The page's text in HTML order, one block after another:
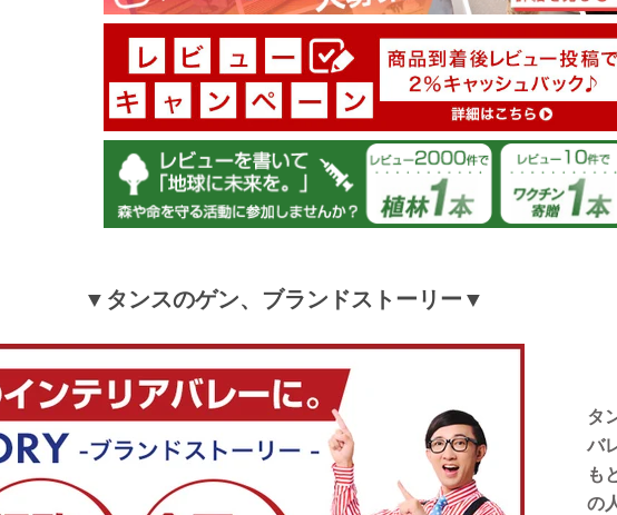
10/08/
［100×178］ 日本製 遮熱 キャラクターカーテン 2枚セット
〔22700011〕
▼タンスのゲン、ブランドストーリー▼
タ
バ
も
の